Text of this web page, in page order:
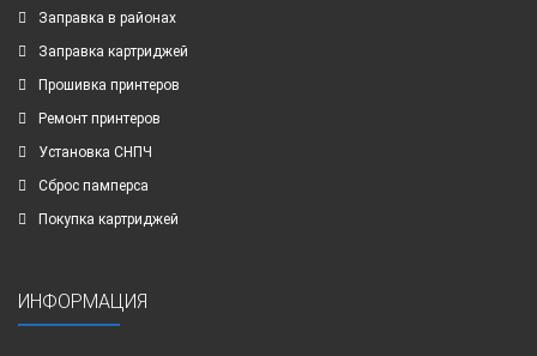
Заправка в районах
Заправка картриджей
Прошивка принтеров
Ремонт принтеров
Установка СНПЧ
Сброс памперса
Покупка картриджей
ИНФОРМАЦИЯ